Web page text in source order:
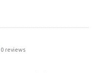
0 reviews